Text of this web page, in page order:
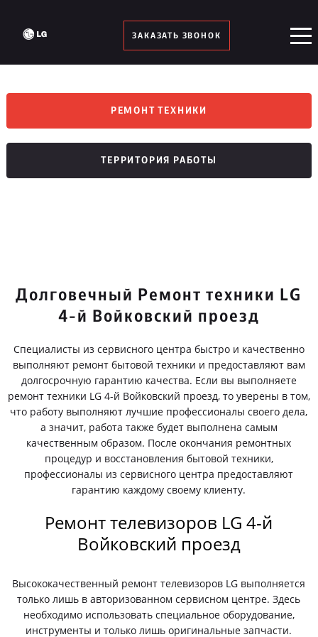
ЗАКАЗАТЬ ЗВОНОК
РЕМОНТ ТЕХНИКИ
ТЕРРИТОРИЯ РАБОТЫ
Долговечный Ремонт техники LG
4-й Войковский проезд
Специалисты из сервисного центра быстро и качественно
выполняют ремонт бытовой техники и предоставляют вам
долгосрочную гарантию качества. Если вы выполняете
ремонт техники LG 4-й Войковский проезд, то уверены в том,
что работу выполняют лучшие профессионалы своего дела,
а значит, работа также будет выполнена самым
качественным образом. После окончания ремонтных
процедур и восстановления бытовой техники,
профессионалы из сервисного центра предоставляют
гарантию каждому своему клиенту.
Ремонт телевизоров LG 4-й
Войковский проезд
Высококачественный ремонт телевизоров LG выполняется
только лишь в авторизованном сервисном центре. Здесь
необходимо использовать специальное оборудование,
инструменты и только лишь оригинальные запчасти.